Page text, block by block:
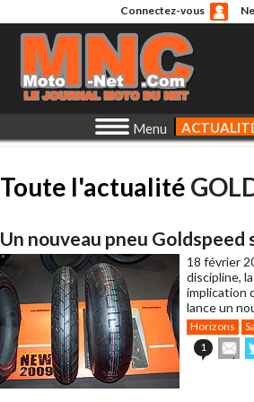
Connectez-vous
Menu
Toute l'actualité
Un nouveau pneu Goldspeed
18 février
discipline,
implication
lance un
Horizons
1
cet